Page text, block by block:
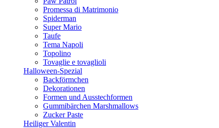
Promessa di Matrimonio
Spiderman
Super Mario
Taufe
Tema Napoli
Topolino
Tovaglie e tovaglioli
Halloween-Spezial
Backförmchen
Dekorationen
Formen und Ausstechformen
Gummibärchen Marshmallows
Zucker Paste
Heiliger Valentin